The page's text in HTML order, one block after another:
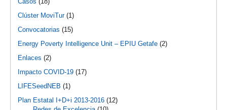
Clúster MoviTur(1)
Convocatorias (15)
Energy Poverty Intelligence Unit – EPIU Getafe (2)
Enlaces (2)
Impacto COVID-19 (17)
LIFESeedNEB (1)
Plan Estatal I+D+i 2013-2016 (12)